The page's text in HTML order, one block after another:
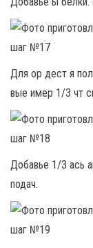
Для ор дест я
вые имер 1/3 чт
Добавье 1/3 ась
подач.